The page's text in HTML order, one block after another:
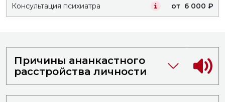
Консультация психиатра от 6 000 ₽
Причины ананкастного
расстройства личности